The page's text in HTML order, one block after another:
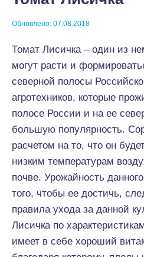
Обновлено: 07.08.2018
Томат Лисичка – один из
могут расти и
северной полосы
агротехников, которые
полосе России и на ее
большую популярность.
расчетом на то, что он
низким температурам
почве. Урожайность
того, чтобы ее достичь,
правила ухода за данной
Лисичка по
имеет в себе хороший